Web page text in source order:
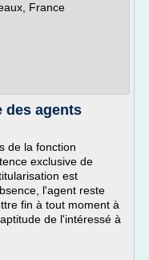
France
des agents
de la fonction
exclusive de
est
l'agent reste
fin à tout moment à
de l'intéressé à